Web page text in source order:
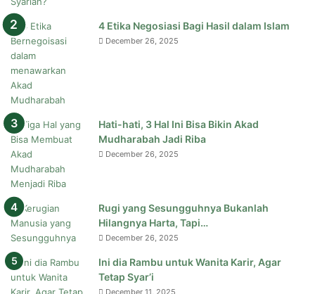
4 Etika Negosiasi Bagi Hasil dalam Islam
December 26, 2025
Hati-hati, 3 Hal Ini Bisa Bikin Akad
Mudharabah Jadi Riba
December 26, 2025
Rugi yang Sesungguhnya Bukanlah
Hilangnya Harta, Tapi…
December 26, 2025
Ini dia Rambu untuk Wanita Karir, Agar
Tetap Syar’i